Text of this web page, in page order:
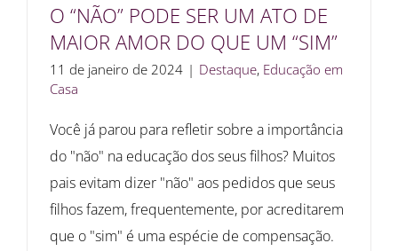
O “NÃO” PODE SER UM ATO DE
MAIOR AMOR DO QUE UM “SIM”
11 de janeiro de 2024 | Destaque, Educação em
Casa
Você já parou para refletir sobre a importância
do "não" na educação dos seus filhos? Muitos
pais evitam dizer "não" aos pedidos que seus
filhos fazem, frequentemente, por acreditarem
que o "sim" é uma espécie de compensação.